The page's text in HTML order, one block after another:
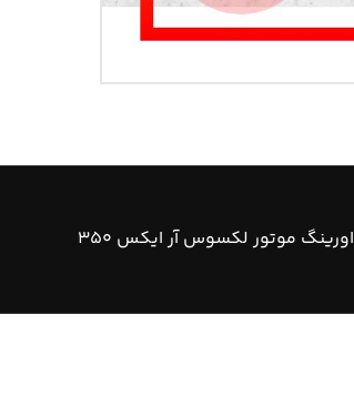
اورینگ موتور لکسوس آر ایکس ۳۵۰